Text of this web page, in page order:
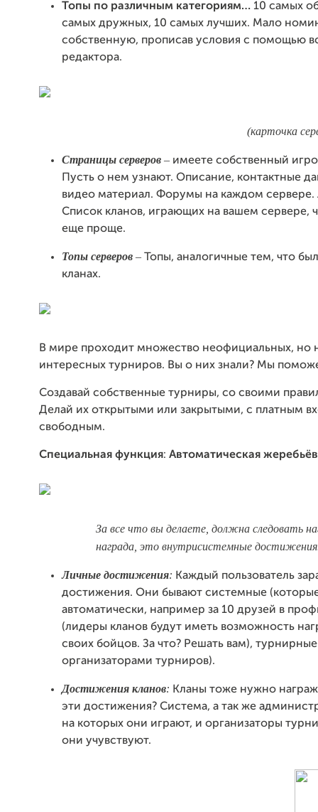
Топы по различным категориям… 10 самых
самых дружных, 10 самых лучших. Мало
собственную, прописав условия с помощью
редактора.
(карточка
Страницы серверов – имеете собственный
Пусть о нем узнают. Описание, контактные
видео материал. Форумы на каждом сервере.
Список кланов, играющих на вашем сервере,
еще проще.
Топы серверов –
Топы, аналогичные тем, что
кланах.
В мире проходит множество неофициальных, но
интересных турниров. Вы о них знали? Мы
Создавай собственные турниры, со своими
Делай их открытыми или закрытыми, с платным
свободным.
Специальная функция: Автоматическая
За все что вы делаете, должна следовать
награда, это внутрисистемные
Личные достижения: Каждый пользователь
достижения. Они бывают системные
автоматически, например за 10 друзей в
(лидеры кланов будут иметь возможность
своих бойцов. За что? Решать вам),
организаторами турниров).
Достижения кланов: Кланы тоже нужно
эти достижения? Система, а так же
на которых они играют, и организаторы
они учувствуют.